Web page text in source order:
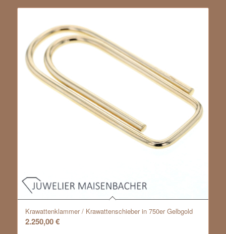
Krawattenklammer / Krawattenschieber in 750er Gelbgold
2.250,00€